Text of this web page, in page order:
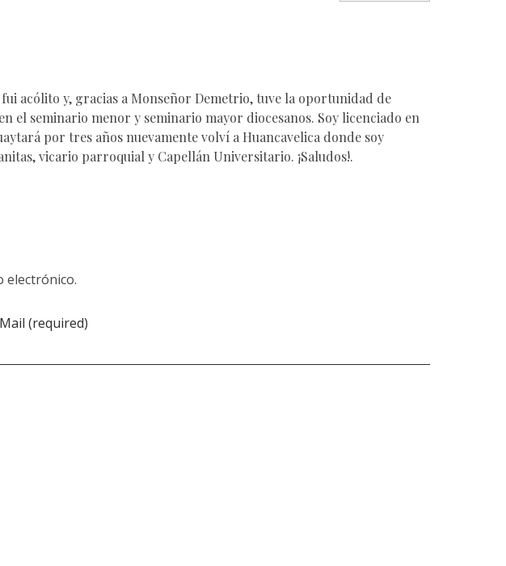
acólito y, gracias a Monseñor Demetrio, tuve la oportunidad de
el seminario menor y seminario mayor diocesanos. Soy licenciado en
por tres años nuevamente volví a Huancavelica donde soy
vicario parroquial y Capellán Universitario. ¡Saludos!.
electrónico.